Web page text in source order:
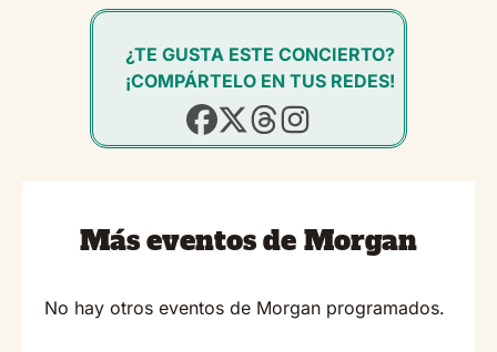
¿TE GUSTA ESTE CONCIERTO?
¡COMPÁRTELO EN TUS REDES!
Más eventos de Morgan
No hay otros eventos de Morgan programados.